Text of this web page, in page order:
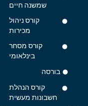
שמשנה חיים
קורס ניהול
מכירות
קורס מסחר
בינלאומי
בורסה
קורס הנהלת
חשבונות מעשית